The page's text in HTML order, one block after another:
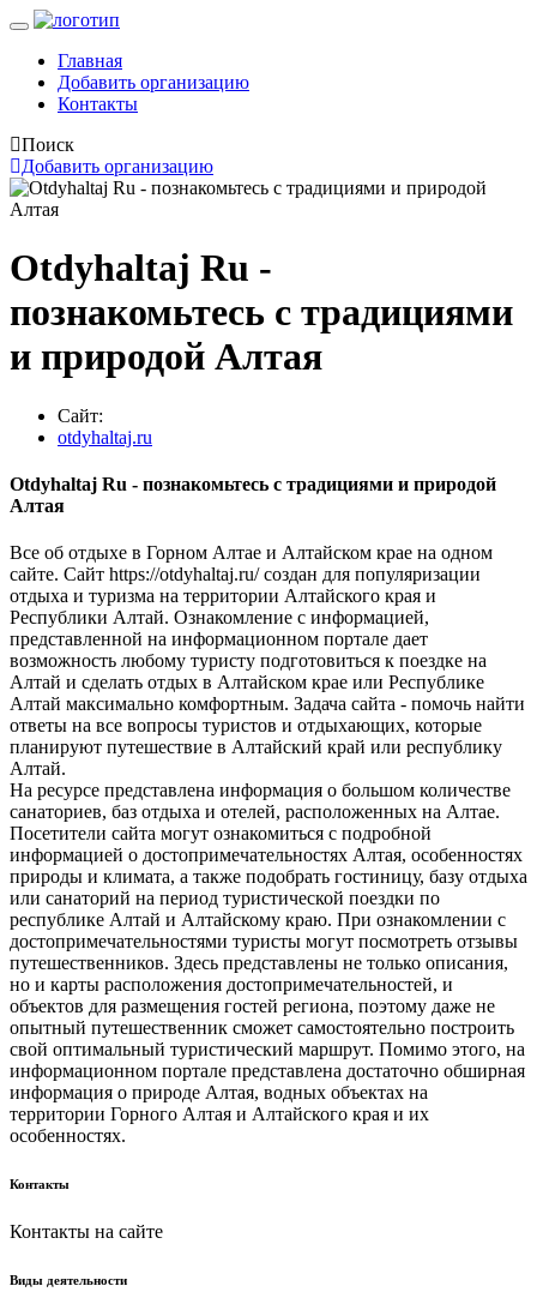
Главная
Добавить организацию
Контакты
Поиск
Добавить организацию
Otdyhaltaj Ru -
познакомьтесь с традициями
и природой Алтая
Сайт:
otdyhaltaj.ru
Otdyhaltaj Ru - познакомьтесь с традициями и природой
Алтая
Все об отдыхе в Горном Алтае и Алтайском крае на одном
сайте. Сайт https://otdyhaltaj.ru/ создан для популяризации
отдыха и туризма на территории Алтайского края и
Республики Алтай. Ознакомление с информацией,
представленной на информационном портале дает
возможность любому туристу подготовиться к поездке на
Алтай и сделать отдых в Алтайском крае или Республике
Алтай максимально комфортным. Задача сайта - помочь найти
ответы на все вопросы туристов и отдыхающих, которые
планируют путешествие в Алтайский край или республику
Алтай.
На ресурсе представлена информация о большом количестве
санаториев, баз отдыха и отелей, расположенных на Алтае.
Посетители сайта могут ознакомиться с подробной
информацией о достопримечательностях Алтая, особенностях
природы и климата, а также подобрать гостиницу, базу отдыха
или санаторий на период туристической поездки по
республике Алтай и Алтайскому краю. При ознакомлении с
достопримечательностями туристы могут посмотреть отзывы
путешественников. Здесь представлены не только описания,
но и карты расположения достопримечательностей, и
объектов для размещения гостей региона, поэтому даже не
опытный путешественник сможет самостоятельно построить
свой оптимальный туристический маршрут. Помимо этого, на
информационном портале представлена достаточно обширная
информация о природе Алтая, водных объектах на
территории Горного Алтая и Алтайского края и их
особенностях.
Контакты
Контакты на сайте
Виды деятельности